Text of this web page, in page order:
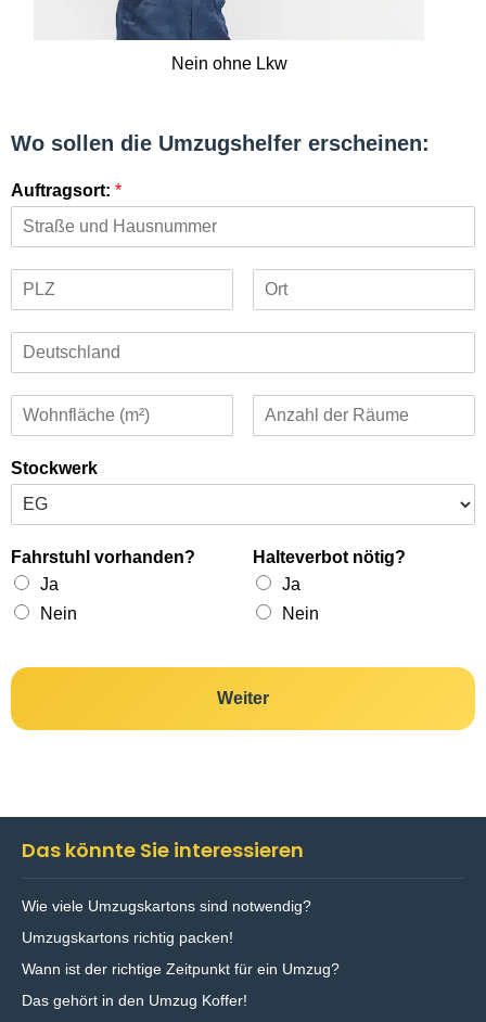
Nein ohne Lkw
Wo sollen die Umzugshelfer erscheinen:
Auftragsort: *
Stockwerk
Fahrstuhl vorhanden?
Ja
Nein
Halteverbot nötig?
Ja
Nein
Weiter
Das könnte Sie interessieren
Wie viele Umzugskartons sind notwendig?
Umzugskartons richtig packen!
Wann ist der richtige Zeitpunkt für ein Umzug?
Das gehört in den Umzug Koffer!